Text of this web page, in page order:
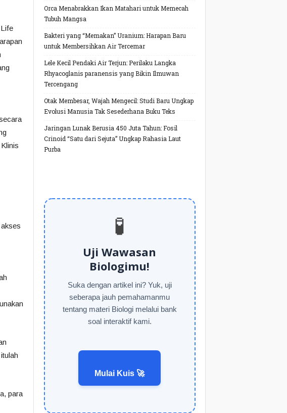
para
Orca Menabrakkan Ikan Matahari untuk Memecah
Tubuh Mangsa
Bakteri yang “Memakan” Uranium: Harapan Baru
untuk Membersihkan Air Tercemar
Lele Kecil Pendaki Air Terjun: Perilaku Langka
Rhyacoglanis paranensis yang Bikin Ilmuwan
Tercengang
Otak Membesar, Wajah Mengecil: Studi Baru Ungkap
Evolusi Manusia Tak Sesederhana Buku Teks
Jaringan Lunak Berusia 450 Juta Tahun: Fosil
Crinoid “Satu dari Sejuta” Ungkap Rahasia Laut
Purba
🧪
Uji Wawasan
Biologimu!
Suka dengan artikel ini? Yuk, uji
seberapa jauh pemahamanmu
tentang materi Biologi melalui bank
soal interaktif kami.
Mulai Kuis 🚀